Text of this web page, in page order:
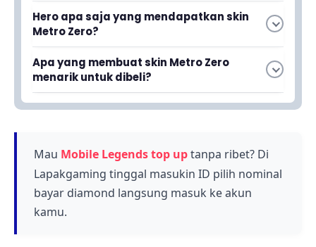
Anda hanya membutuhkan 1.800 diamond
untuk mendapatkan skin Metro Zero ini. Ini
dibandingkan skin premium lainnya.
Hero apa saja yang mendapatkan skin
Metro Zero?
Skin Metro Zero tersedia untuk tiga hero, yaitu
X.Borg, Ixia, dan Roger dengan tema Invoker's
Apa yang membuat skin Metro Zero
menarik untuk dibeli?
Skin ini menampilkan nuansa cyberpunk
tampilan hero jauh lebih modern dan menarik.
Mau Mobile Legends top uptanpa ribet? Di
Lapakgaming tinggal masukin ID pilih nominal
bayar diamond langsung masuk ke akun
kamu.